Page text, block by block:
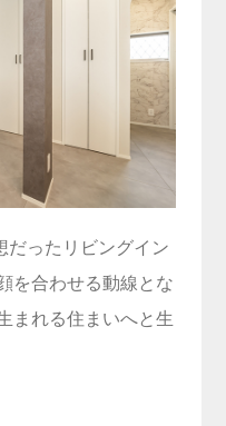
だったリビングイン
を合わせる動線とな
まれる住まいへと生